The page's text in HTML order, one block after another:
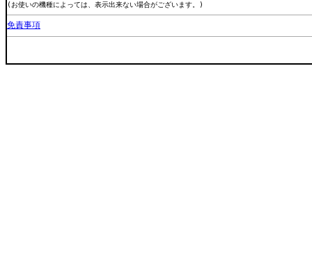
(お使いの機種によっては、表示出来ない場合がございます。)
免責事項